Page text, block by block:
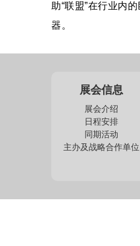
助“联盟”在行业内
器。
展会信息
展会介绍
日程安排
同期活动
主办及战略合作单位